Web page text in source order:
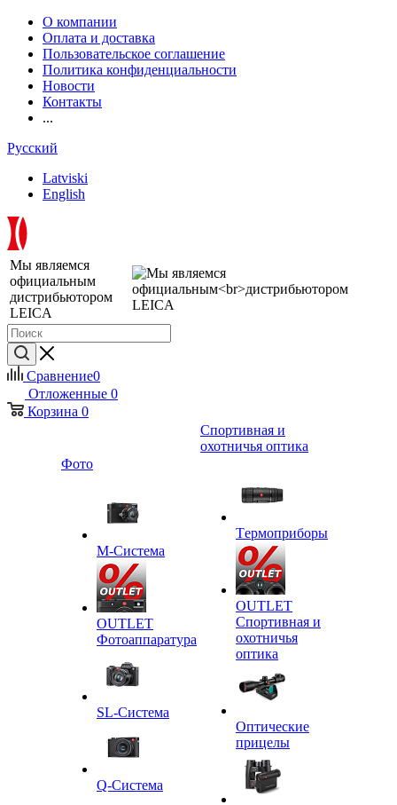
О компании
Оплата и доставка
Пользовательское соглашение
Политика конфиденциальности
Новости
Контакты
...
Русский
Latviski
English
Мы являемся
официальным
дистрибьютором
LEICA
Сравнение0
Отложенные 0
Корзина 0
Фото
M-Система
OUTLET
Фотоаппаратура
SL-Система
Q-Cистема
Спортивная и
охотничья оптика
Tермоприборы
OUTLET
Спортивная и
охотничья
оптика
Оптические
прицелы